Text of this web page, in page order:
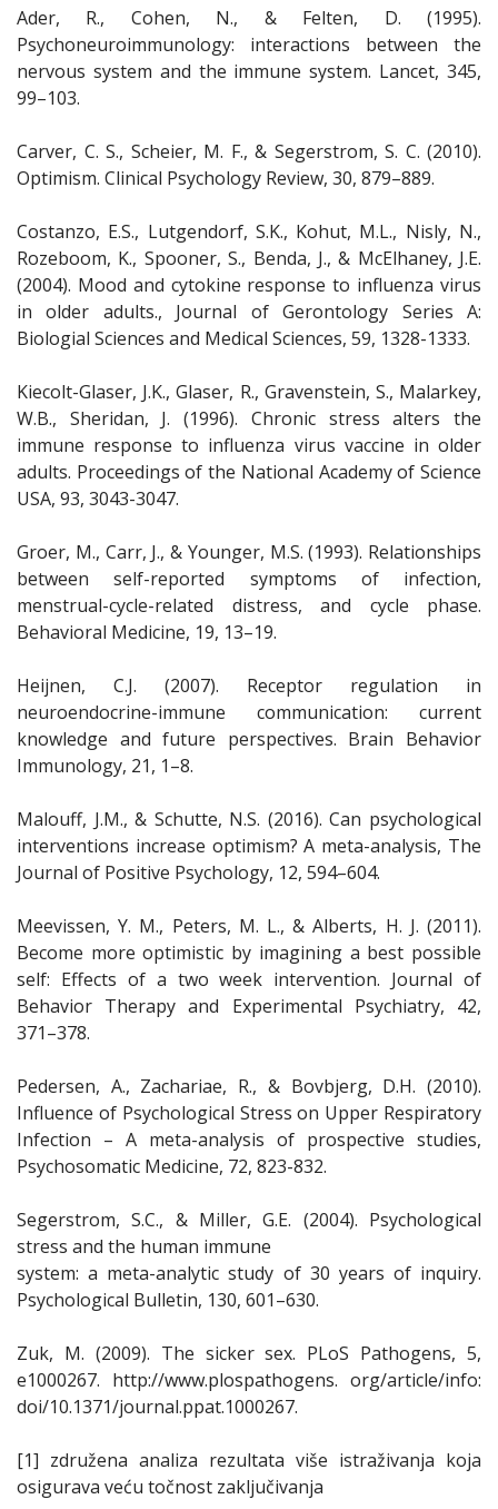
Ader, R., Cohen, N., & Felten, D. (1995).
Psychoneuroimmunology: interactions between the
nervous system and the immune system. Lancet, 345,
99–103.
Carver, C. S., Scheier, M. F., & Segerstrom, S. C. (2010).
Optimism. Clinical Psychology Review, 30, 879–889.
Costanzo, E.S., Lutgendorf, S.K., Kohut, M.L., Nisly, N.,
Rozeboom, K., Spooner, S., Benda, J., & McElhaney, J.E.
(2004). Mood and cytokine response to influenza virus
in older adults., Journal of Gerontology Series A:
Biologial Sciences and Medical Sciences, 59, 1328-1333.
Kiecolt-Glaser, J.K., Glaser, R., Gravenstein, S., Malarkey,
W.B., Sheridan, J. (1996). Chronic stress alters the
immune response to influenza virus vaccine in older
adults. Proceedings of the National Academy of Science
USA, 93, 3043-3047.
Groer, M., Carr, J., & Younger, M.S. (1993). Relationships
between self-reported symptoms of infection,
menstrual-cycle-related distress, and cycle phase.
Behavioral Medicine, 19, 13–19.
Heijnen, C.J. (2007). Receptor regulation in
neuroendocrine-immune communication: current
knowledge and future perspectives. Brain Behavior
Immunology, 21, 1–8.
Malouff, J.M., & Schutte, N.S. (2016). Can psychological
interventions increase optimism? A meta-analysis, The
Journal of Positive Psychology, 12, 594–604.
Meevissen, Y. M., Peters, M. L., & Alberts, H. J. (2011).
Become more optimistic by imagining a best possible
self: Effects of a two week intervention. Journal of
Behavior Therapy and Experimental Psychiatry, 42,
371–378.
Pedersen, A., Zachariae, R., & Bovbjerg, D.H. (2010).
Influence of Psychological Stress on Upper Respiratory
Infection – A meta-analysis of prospective studies,
Psychosomatic Medicine, 72, 823-832.
Segerstrom, S.C., & Miller, G.E. (2004). Psychological
stress and the human immune
system: a meta-analytic study of 30 years of inquiry.
Psychological Bulletin, 130, 601–630.
Zuk, M. (2009). The sicker sex. PLoS Pathogens, 5,
e1000267. http://www.plospathogens. org/article/info:
doi/10.1371/journal.ppat.1000267.
[1] združena analiza rezultata više istraživanja koja
osigurava veću točnost zaključivanja